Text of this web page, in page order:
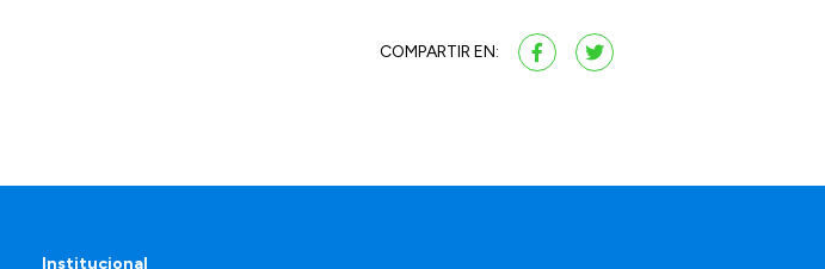
COMPARTIR EN:
Institucional